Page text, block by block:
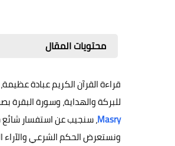
محتويات المقال
قراءة القرآن الكريم عبادة
للبركة والهداية، وسورة
Masry، سنجيب عن استفسار
ونستعرض الحكم الشرعي والآراء